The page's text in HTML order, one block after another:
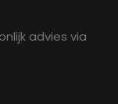
advies via